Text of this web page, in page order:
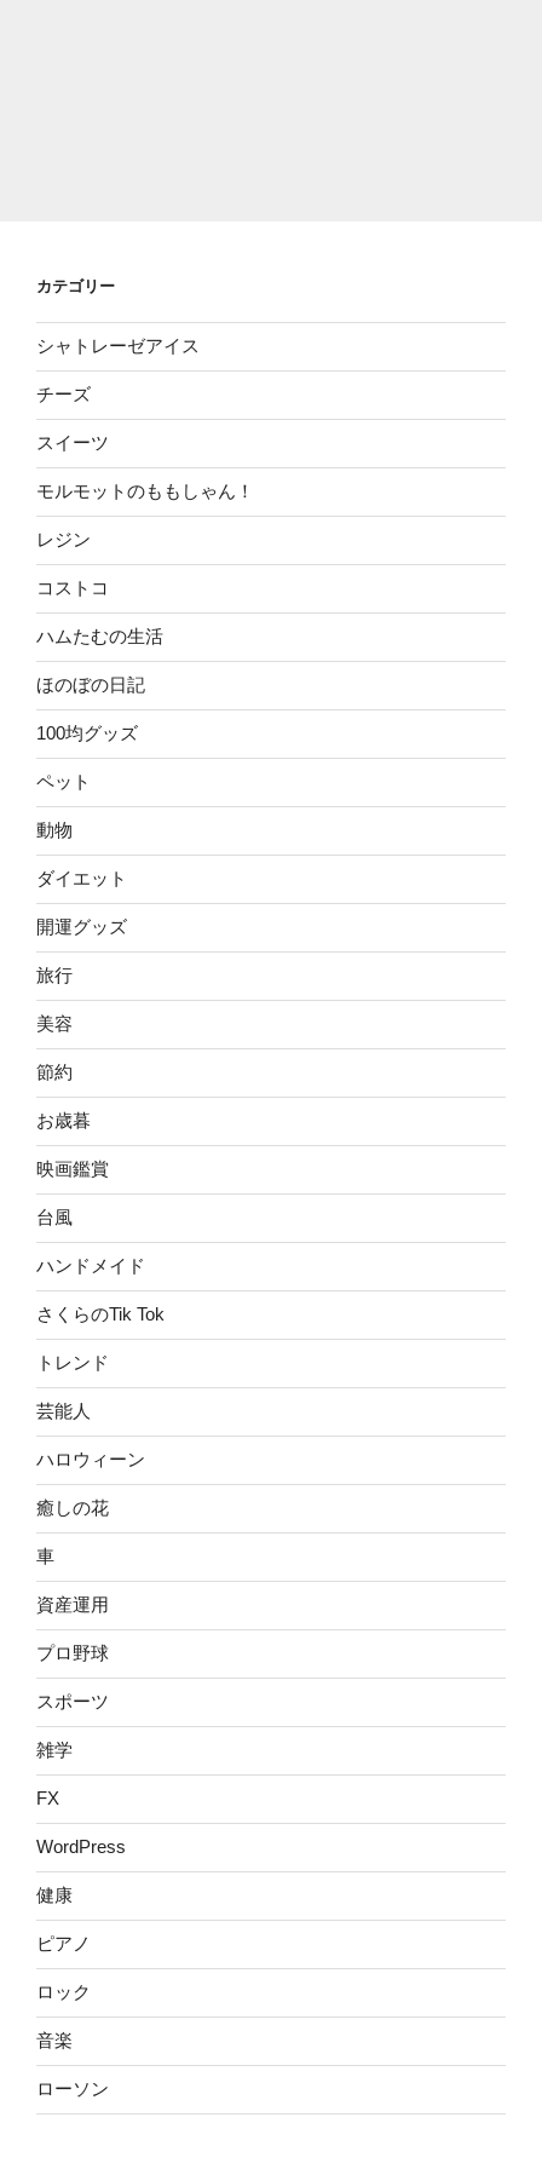
カテゴリー
シャトレーゼアイス
チーズ
スイーツ
モルモットのももしゃん！
レジン
コストコ
ハムたむの生活
ほのぼの日記
100均グッズ
ペット
動物
ダイエット
開運グッズ
旅行
美容
節約
お歳暮
映画鑑賞
台風
ハンドメイド
さくらのTik Tok
トレンド
芸能人
ハロウィーン
癒しの花
車
資産運用
プロ野球
スポーツ
雑学
FX
WordPress
健康
ピアノ
ロック
音楽
ローソン